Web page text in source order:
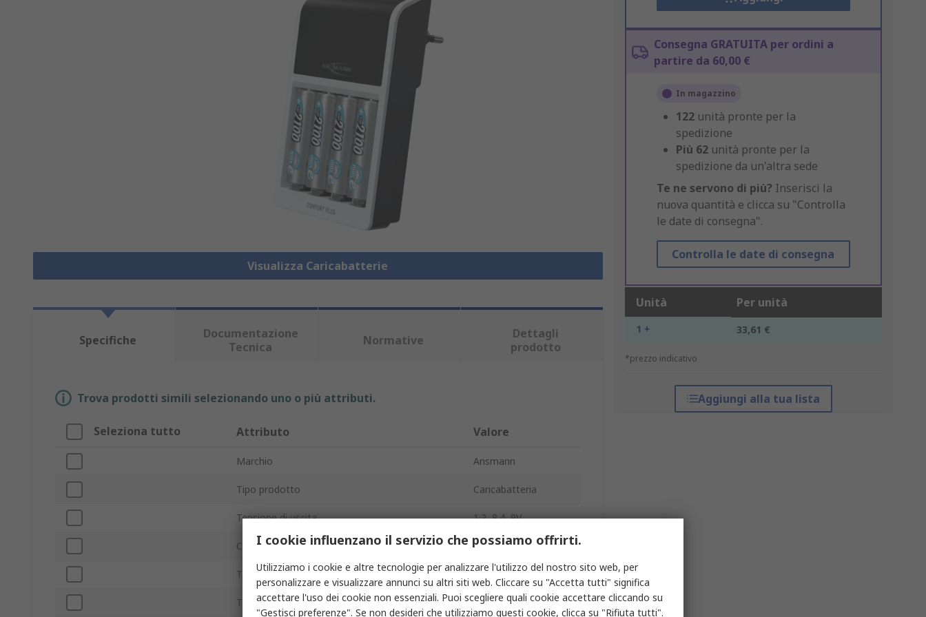
Visualizza Caricabatterie
Consegna GRATUITA per ordini a
partire da 60,00 €
In magazzino
122 unità pronte per la
spedizione
Più 62 unità pronte per la
spedizione da un'altra sede
Te ne servono di più? Inserisci la
nuova quantità e clicca su "Controlla
le date di consegna".
Controlla le date di consegna
Unità Per unità
1 + 33,61 €
*prezzo indicativo
Aggiungi alla tua lista
Specifiche
Documentazione
Tecnica
Normative
Dettagli
prodotto
Trova prodotti simili selezionando uno o più attributi.
Seleziona tutto Attributo Valore
Marchio Ansmann
Tipo prodotto Caricabatteria
Tensione di uscita 1.2, 8.4, 9V
Corrente di carica massima 650mA
Tipo di spina UE
Tipo caricabatterie Comfort Plus
I cookie influenzano il servizio che possiamo offrirti.
Utilizziamo i cookie e altre tecnologie per analizzare l'utilizzo del nostro sito web, per
personalizzare e visualizzare annunci su altri siti web. Cliccare su "Accetta tutti" significa
accettare l'uso dei cookie non essenziali. Puoi scegliere quali cookie accettare cliccando su
"Gestisci preferenze". Se non desideri che utilizziamo questi cookie, clicca su "Rifiuta tutti".